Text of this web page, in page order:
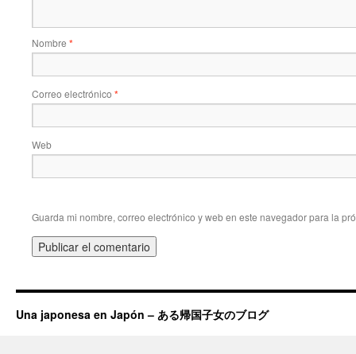
Nombre *
Correo electrónico *
Web
Guarda mi nombre, correo electrónico y web en este navegador para la
Una japonesa en Japón – ある帰国子女のブログ